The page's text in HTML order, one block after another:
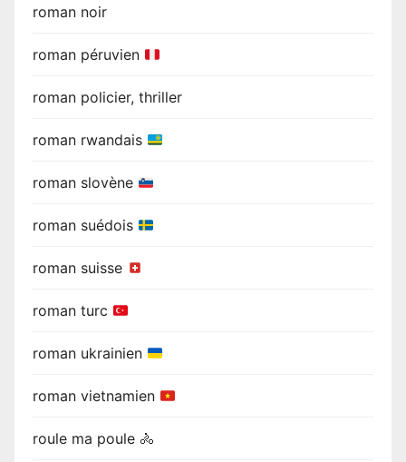
roman noir
roman péruvien
roman policier, thriller
roman rwandais
roman slovène
roman suédois
roman suisse
roman turc
roman ukrainien
roman vietnamien
roule ma poule 🚴